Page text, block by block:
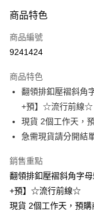
信用卡一次付款
超商取貨付款
Apple Pay
街口支付
悠遊付
Google Pay
全支付
商品特色
商品編號
9241424
商品特色
翻領排釦壓褶斜角
+預】☆流行前線☆
現貨 2個工作天，
急需現貨請分開結
銷售重點
翻領排釦壓褶斜角字
+預】☆流行前線☆
現貨 2個工作天，預